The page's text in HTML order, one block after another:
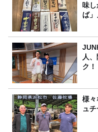
味
ば」
JUNK バナナマン「三大
人
ク！
様
ュ